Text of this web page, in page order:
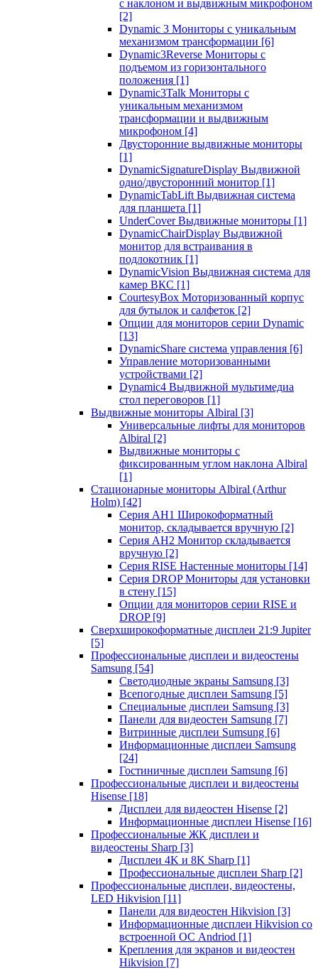
с наклоном и выдвижным микрофоном
[2]
Dynamic 3 Мониторы с уникальным
механизмом трансформации [6]
Dynamic3Reverse Мониторы с
подъемом из горизонтального
положения [1]
Dynamic3Talk Мониторы с
уникальным механизмом
трансформации и выдвижным
микрофоном [4]
Двусторонние выдвижные мониторы
[1]
DynamicSignatureDisplay Выдвижной
одно/двусторонний монитор [1]
DynamicTabLift Выдвижная система
для планшета [1]
UnderCover Выдвижные мониторы [1]
DynamicChairDisplay Выдвижной
монитор для встраивания в
подлокотник [1]
DynamicVision Выдвижная система для
камер ВКС [1]
CourtesyBox Моторизованный корпус
для бутылок и салфеток [2]
Опции для мониторов серии Dynamic
[13]
DynamicShare система управления [6]
Управление моторизованными
устройствами [2]
Dynamic4 Выдвижной мультимедиа
стол переговоров [1]
Выдвижные мониторы Albiral [3]
Универсальные лифты для мониторов
Albiral [2]
Выдвижные мониторы с
фиксированным углом наклона Albiral
[1]
Стационарные мониторы Albiral (Arthur
Holm) [42]
Серия AH1 Широкоформатный
монитор, складывается вручную [2]
Серия AH2 Монитор складывается
вручную [2]
Серия RISE Настенные мониторы [14]
Серия DROP Мониторы для установки
в стену [15]
Опции для мониторов серии RISE и
DROP [9]
Сверхширокоформатные дисплеи 21:9 Jupiter
[5]
Профессиональные дисплеи и видеостены
Samsung [54]
Светодиодные экраны Samsung [3]
Всепогодные дисплеи Samsung [5]
Специальные дисплеи Samsung [3]
Панели для видеостен Samsung [7]
Витринные дисплеи Sumsung [6]
Информационные дисплеи Samsung
[24]
Гостиничные дисплеи Samsung [6]
Профессиональные дисплеи и видеостены
Hisense [18]
Дисплеи для видеостен Hisense [2]
Информационные дисплеи Hisense [16]
Профессиональные ЖК дисплеи и
видеостены Sharp [3]
Дисплеи 4K и 8K Sharp [1]
Профессиональные дисплеи Sharp [2]
Профессиональные дисплеи, видеостены,
LED Hikvision [11]
Панели для видеостен Hikvision [3]
Информационные дисплеи Hikvision со
встроенной ОС Andriod [1]
Крепления для экранов и видеостен
Hikvision [7]